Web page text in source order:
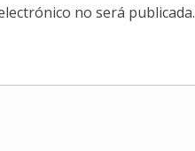
no será publicada.